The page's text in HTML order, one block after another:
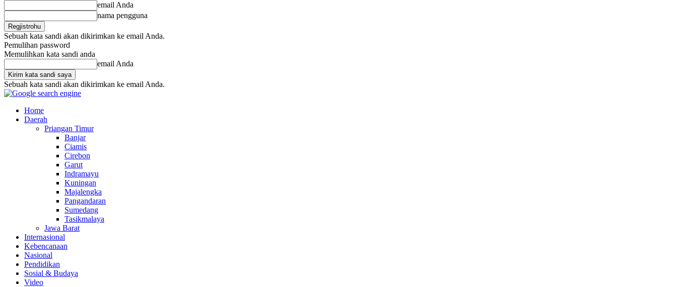
email Anda
nama pengguna
Sebuah kata sandi akan dikirimkan ke email Anda.
Pemulihan password
Memulihkan kata sandi anda
email Anda
Sebuah kata sandi akan dikirimkan ke email Anda.
Home
Daerah
Priangan Timur
Banjar
Ciamis
Cirebon
Garut
Indramayu
Kuningan
Majalengka
Pangandaran
Sumedang
Tasikmalaya
Jawa Barat
Internasional
Kebencanaan
Nasional
Pendidikan
Sosial & Budaya
Video